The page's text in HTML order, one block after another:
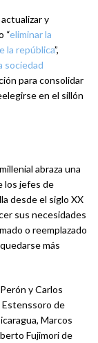
y
“eliminar la
la república”,
sociedad
para consolidar
en el sillón
abraza una
los jefes de
desde el siglo XX
sus necesidades
o reemplazado
más
y Carlos
Estenssoro de
Marcos
Fujimori de